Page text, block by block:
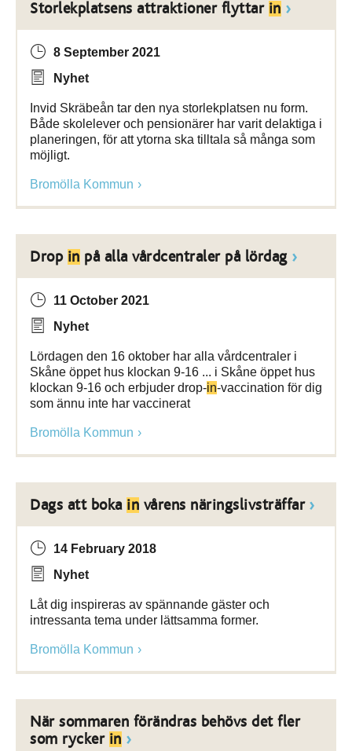
Storlekplatsens attraktioner flyttar in
8 September 2021
Nyhet
Invid Skräbeån tar den nya storlekplatsen nu form.
Både skolelever och pensionärer har varit delaktiga i
planeringen, för att ytorna ska tilltala så många som
möjligt.
Bromölla Kommun
Drop in på alla vårdcentraler på lördag
11 October 2021
Nyhet
Lördagen den 16 oktober har alla vårdcentraler i
Skåne öppet hus klockan 9-16 ... i Skåne öppet hus
klockan 9-16 och erbjuder drop-in-vaccination för dig
som ännu inte har vaccinerat
Bromölla Kommun
Dags att boka in vårens näringslivsträffar
14 February 2018
Nyhet
Låt dig inspireras av spännande gäster och
intressanta tema under lättsamma former.
Bromölla Kommun
När sommaren förändras behövs det fler
som rycker in